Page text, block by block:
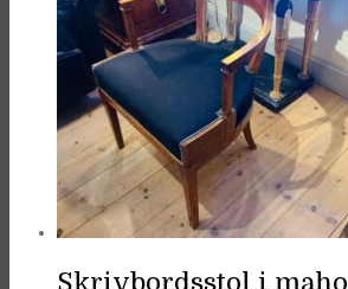
Skrivbordsstol i